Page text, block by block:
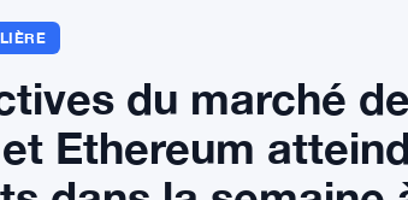
du marché
Ethereum